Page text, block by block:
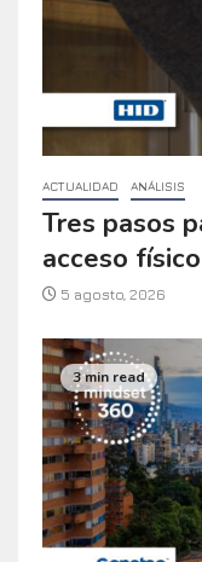
ACTUALIDAD ANÁLISIS
Tres pasos
acceso
5 agosto, 2026
3 min read